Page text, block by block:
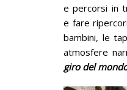
e percorsi in
e fare
bambini, le
atmosfere
giro del